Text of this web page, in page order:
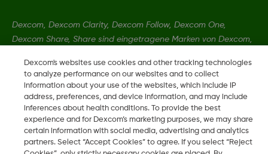
Dexcom, Dexcom Clarity, Dexcom Follow, Dexcom One,
Dexcom Share, Share sind eingetragene Marken von Dexcom,
eingetragen.
LBL013583 Rev002
2026 Dexcom, Inc. Alle Rechte vorbehalten.
Dexcom's websites use cookies and other tracking technologies
to analyze performance on our websites and to collect
information about your use of the websites, which include IP
address, preferences, and device information, and may include
inferences about health conditions. To provide the best
experience and for Dexcom’s marketing purposes, we may share
certain information with social media, advertising and analytics
partners. Select “Accept Cookies” to agree. If you select “Reject